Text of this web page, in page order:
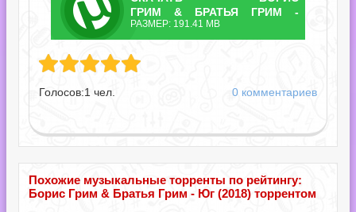
ТОРРЕНТ
ГРИМ & БРАТЬЯ ГРИМ -
ЮГ.TORRENT
РАЗМЕР: 191.41 MB
Братья Грим - Юг.torrent
Голосов:1 чел. 0 комментариев
Похожие музыкальные торренты по рейтингу:
Борис Грим & Братья Грим - Юг (2018) торрентом